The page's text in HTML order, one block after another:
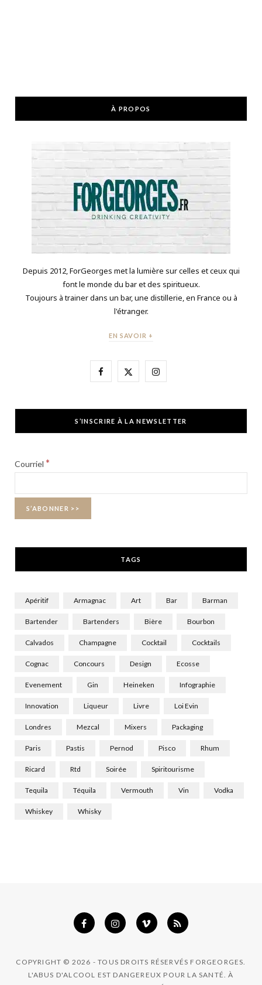
À PROPOS
Depuis 2012, ForGeorges met la lumière sur celles et ceux qui
font le monde du bar et des spiritueux.
Toujours à trainer dans un bar, une distillerie, en France ou à
l'étranger.
EN SAVOIR +
F
e
X
w
I
t
S’INSCRIRE À LA NEWSLETTER
Courriel *
TAGS
Apéritif Armagnac Art Bar Barman
Bartender Bartenders Bière Bourbon
Calvados Champagne Cocktail Cocktails
Cognac Concours Design Ecosse
Evenement Gin Heineken Infographie
Innovation Liqueur Livre Loi Evin
Londres Mezcal Mixers Packaging
Paris Pastis Pernod Pisco Rhum
Ricard Rtd Soirée Spiritourisme
Tequila Téquila Vermouth Vin Vodka
Whiskey Whisky
COPYRIGHT © 2026 - TOUS DROITS RÉSERVÉS FORGEORGES.
L'ABUS D'ALCOOL EST DANGEREUX POUR LA SANTÉ. À